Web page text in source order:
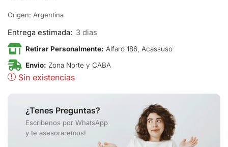
Origen: Argentina
Entrega estimada: 3 dias
Retirar Personalmente: Alfaro 186, Acassuso
Envio: Zona Norte y CABA
Sin existencias
¿Tenes Preguntas?
Escribenos por WhatsApp
y te asesoraremos!